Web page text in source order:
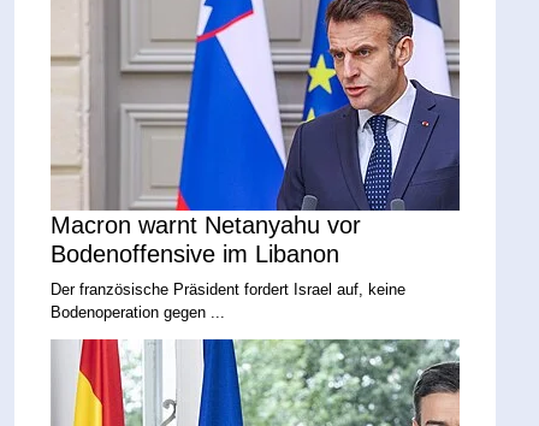
Macron warnt Netanyahu vor
Bodenoffensive im Libanon
Der französische Präsident fordert Israel auf, keine
Bodenoperation gegen ...